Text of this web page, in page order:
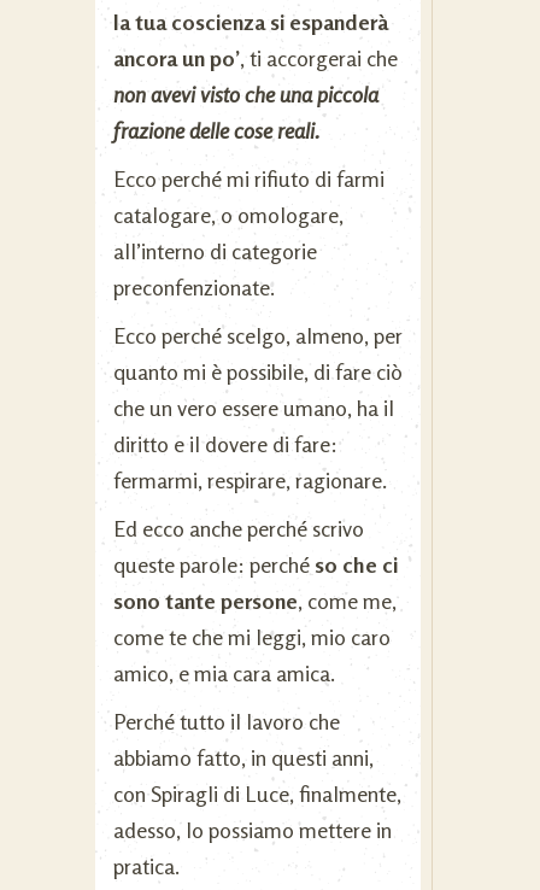
la tua coscienza si espanderà
ancora un po’, ti accorgerai che
non avevi visto che una piccola
frazione delle cose reali.
Ecco perché mi rifiuto di farmi
catalogare, o omologare,
all’interno di categorie
preconfenzionate.
Ecco perché scelgo, almeno, per
quanto mi è possibile, di fare ciò
che un vero essere umano, ha il
diritto e il dovere di fare:
fermarmi, respirare, ragionare.
Ed ecco anche perché scrivo
queste parole: perché so che ci
sono tante persone, come me,
come te che mi leggi, mio caro
amico, e mia cara amica.
Perché tutto il lavoro che
abbiamo fatto, in questi anni,
con Spiragli di Luce, finalmente,
adesso, lo possiamo mettere in
pratica.